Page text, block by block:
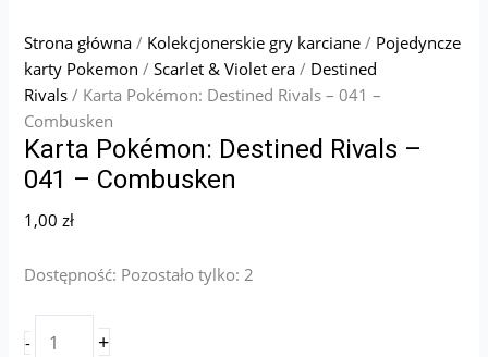
Strona główna / Kolekcjonerskie gry karciane / Pojedyncze
karty Pokemon /Scarlet & Violet era / Destined
Rivals / Karta Pokémon: Destined Rivals – 041 –
Combusken
Karta Pokémon: Destined Rivals –
041 – Combusken
1,00zł
Dostępność: Pozostało tylko: 2
- +